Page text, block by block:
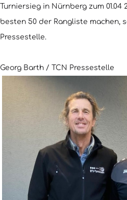
Turniersieg in Nürnberg zum
besten 50 der Rangliste machen,
Pressestelle.
Georg Barth / TCN Pressestelle